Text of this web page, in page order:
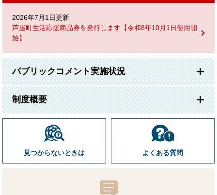
2026年7月1日更新
芦屋町生活応援商品券を発行します【令和8年10月1日使用開
始】
パブリックコメント実施状況
制度概要
見つからないときは よくある質問